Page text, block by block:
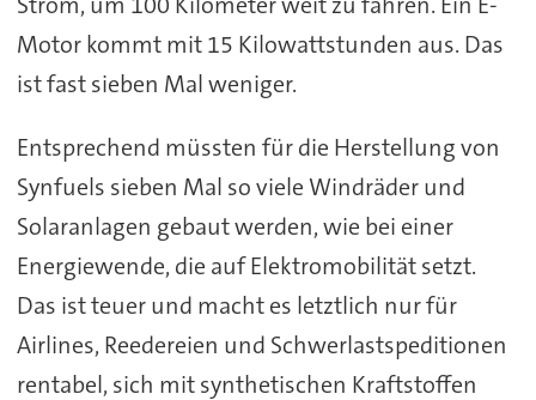
Motor kommt mit 15 Kilowattstunden aus. Das
ist fast sieben Mal weniger.
Entsprechend müssten für die Herstellung von
Synfuels sieben Mal so viele Windräder und
Solaranlagen gebaut werden, wie bei einer
Energiewende, die auf Elektromobilität setzt.
Das ist teuer und macht es letztlich nur für
Airlines, Reedereien und Schwerlastspeditionen
rentabel, sich mit synthetischen Kraftstoffen